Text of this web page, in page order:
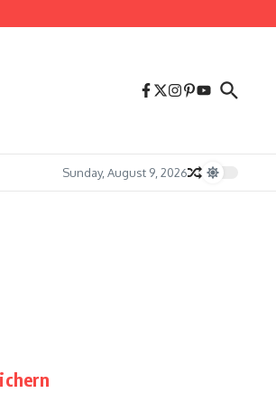
Sunday, August 9, 2026